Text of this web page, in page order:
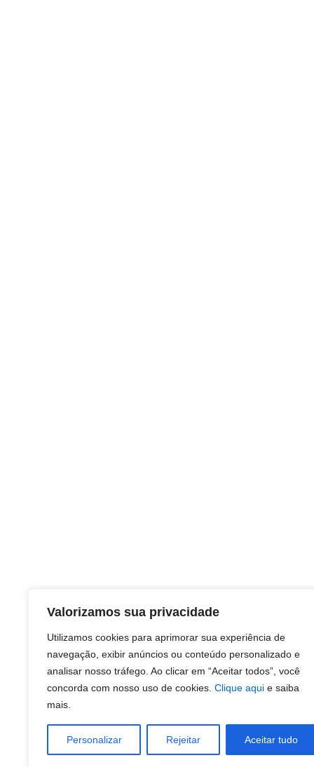
Valorizamos sua privacidade
Utilizamos cookies para aprimorar sua experiência de
navegação, exibir anúncios ou conteúdo personalizado e
analisar nosso tráfego. Ao clicar em “Aceitar todos”, você
concorda com nosso uso de cookies. Clique aqui e saiba
mais.
Personalizar Rejeitar Aceitar tudo